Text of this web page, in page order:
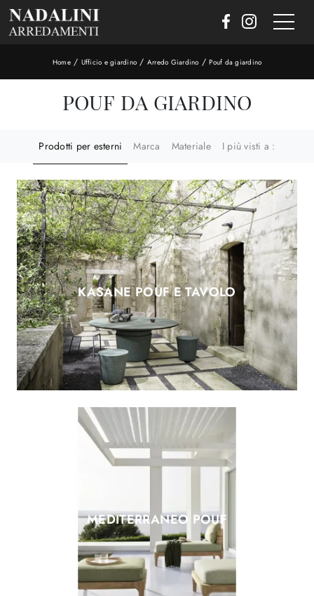
Home/ Ufficio e giardino / Arredo Giardino /Pouf da giardino
POUF DA GIARDINO
Prodotti per esterni Marca Materiale I più visti a :
KASANE POUF E TAVOLO
MEDITERRANEO POUF